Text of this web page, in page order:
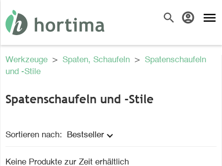
search account_circle menu
Werkzeuge > Spaten, Schaufeln > Spatenschaufeln
und -Stile
Spatenschaufeln und -Stile
Sortieren nach: Bestseller
Keine Produkte zur Zeit erhältlich